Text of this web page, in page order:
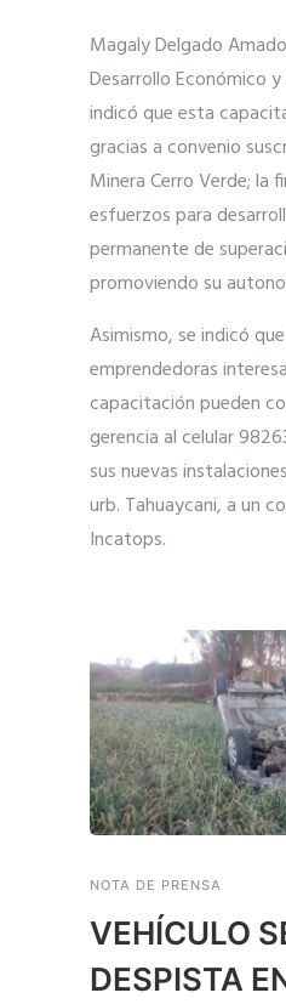
Magaly Delgado
Desarrollo Económico
indicó que esta
gracias a convenio
Minera Cerro Verde; la
esfuerzos para
permanente de
promoviendo su
Asimismo, se indicó
emprendedoras
capacitación pueden
gerencia al celular
sus nuevas
urb. Tahuaycani, a un
Incatops.
NOTA DE PRENSA
VEHÍCULO
DESPISTA